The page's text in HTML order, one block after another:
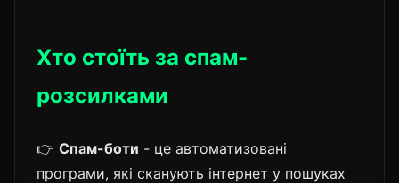
Хто стоїть за спам-
розсилками
👉 Спам-боти - це автоматизовані
програми, які сканують інтернет у пошуках